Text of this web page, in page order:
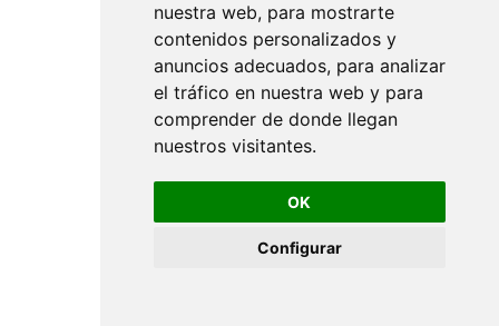
nuestra web, para mostrarte
contenidos personalizados y
anuncios adecuados, para analizar
el tráfico en nuestra web y para
comprender de donde llegan
nuestros visitantes.
OK
Configurar